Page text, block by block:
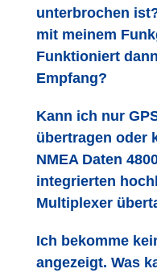
unterbrochen
mit meinem
Funktioniert
Empfang?
Kann ich nur
übertragen oder
NMEA Daten
integrierten
Multiplexer
Ich bekomme
angezeigt. Was